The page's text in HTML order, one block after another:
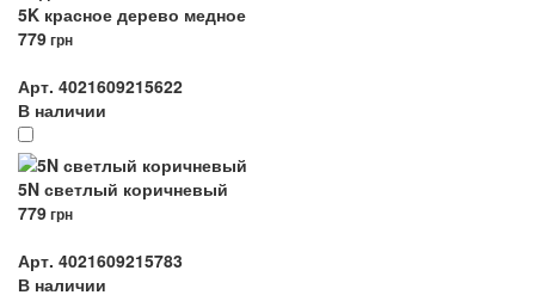
5K красное дерево медное
779грн
Арт. 4021609215622
В наличии
5N светлый коричневый
779грн
Арт. 4021609215783
В наличии